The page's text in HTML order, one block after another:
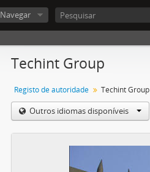
Navegar
Techint Group
Registo de autoridade Techint Group
Outros idiomas disponíveis